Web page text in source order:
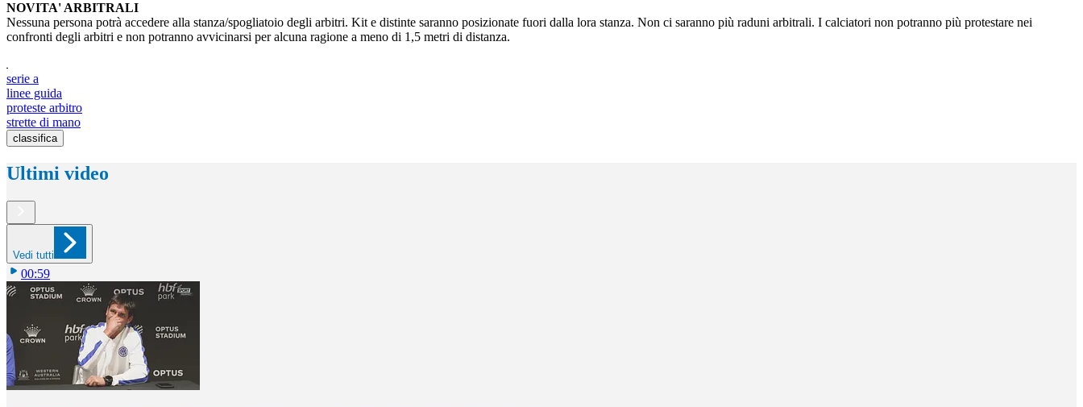
NOVITA' ARBITRALI
Nessuna persona potrà accedere alla stanza/spogliatoio degli arbitri. Kit e distinte saranno posizionate fuori dalla lora stanza. Non ci saranno più raduni arbitrali. I calciatori non potranno più protestare nei
confronti degli arbitri e non potranno avvicinarsi per alcuna ragione a meno di 1,5 metri di distanza.
serie a
linee guida
proteste arbitro
strette di mano
classifica
Ultimi video
Vedi tutti
00:59